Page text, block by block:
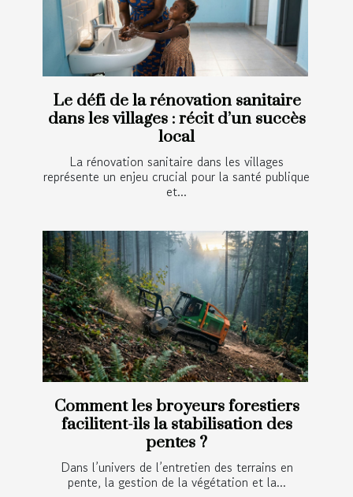
Le défi de la rénovation sanitaire
dans les villages : récit d’un succès
local
La rénovation sanitaire dans les villages
représente un enjeu crucial pour la santé publique
et...
Comment les broyeurs forestiers
facilitent-ils la stabilisation des
pentes ?
Dans l’univers de l’entretien des terrains en
pente, la gestion de la végétation et la...